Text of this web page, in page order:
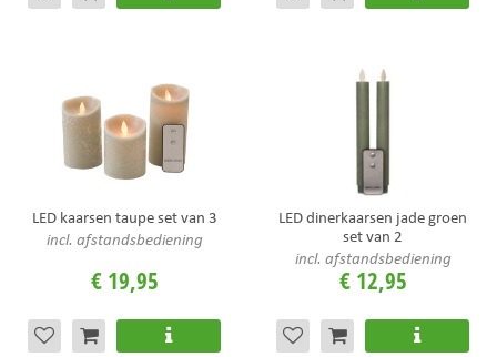
LED kaarsen taupe set van 3
incl. afstandsbediening
€ 19,95
LED dinerkaarsen jade groen
set van 2
incl. afstandsbediening
€ 12,95